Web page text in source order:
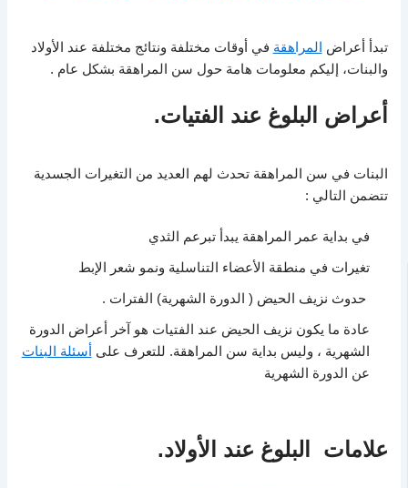
تبدأ أعراض المراهقة في أوقات مختلفة ونتائج مختلفة عند الأولاد
والبنات، إليكم معلومات هامة حول سن المراهقة بشكل عام .
أعراض البلوغ عند الفتيات.
البنات في سن المراهقة تحدث لهم العديد من التغيرات الجسدية
تتضمن التالي :
في بداية عمر المراهقة يبدأ تبرعم الثدي
تغيرات في منطقة الأعضاء التناسلية ونمو شعر الإبط
حدوث نزيف الحيض ( الدورة الشهرية) الفترات .
عادة ما يكون نزيف الحيض عند الفتيات هو آخر أعراض الدورة
الشهرية ، وليس بداية سن المراهقة. للتعرف على
أسئلة البنات
عن الدورة الشهرية
علامات البلوغ عند الأولاد.